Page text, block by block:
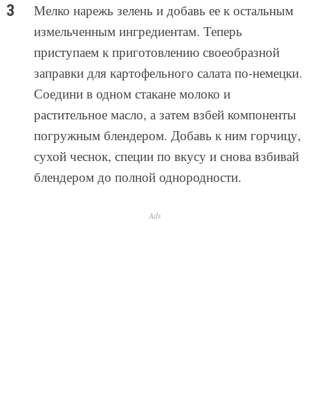
Мелко нарежь зелень и добавь ее к остальным
измельченным ингредиентам. Теперь
приступаем к приготовлению своеобразной
заправки для картофельного салата по-немецки.
Соедини в одном стакане молоко и
растительное масло, а затем взбей компоненты
погружным блендером. Добавь к ним горчицу,
сухой чеснок, специи по вкусу и снова взбивай
блендером до полной однородности.
Ads